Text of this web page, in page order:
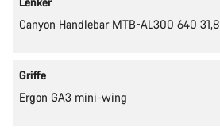
Canyon Handlebar MTB-AL300 640 31,8
Griffe
Ergon GA3 mini-wing